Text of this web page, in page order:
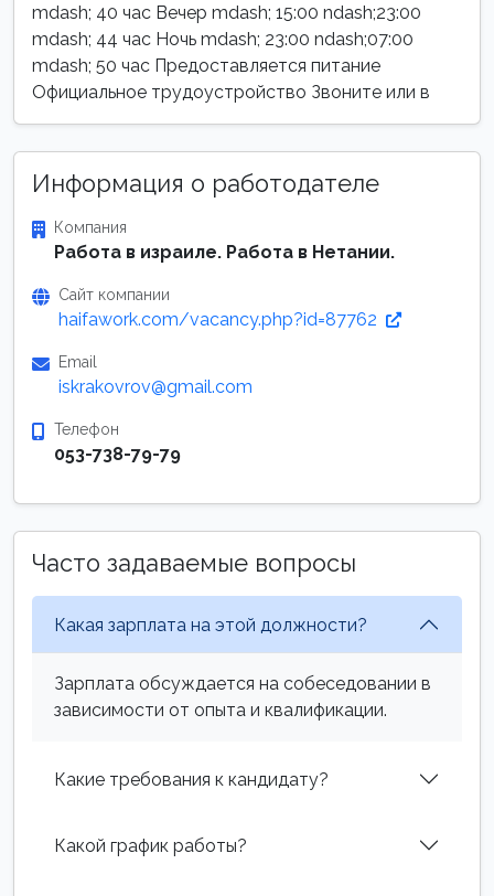
mdash; 40 час Вечер mdash; 15:00 ndash;23:00
mdash; 44 час Ночь mdash; 23:00 ndash;07:00
mdash; 50 час Предоставляется питание
Официальное трудоустройство Звоните или в
Информация о работодателе
Компания
Работа в израиле. Работа в Нетании.
Сайт компании
haifawork.com/vacancy.php?id=87762
Email
iskrakovrov@gmail.com
Телефон
053-738-79-79
Часто задаваемые вопросы
Какая зарплата на этой должности?
Зарплата обсуждается на собеседовании в
зависимости от опыта и квалификации.
Какие требования к кандидату?
Какой график работы?